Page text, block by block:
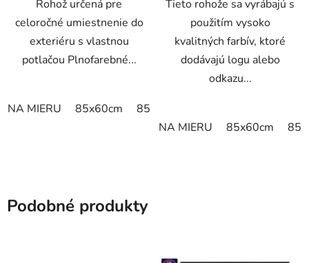
Rohož určená pre
celoročné umiestnenie do
exteriéru s vlastnou
potlačou Plnofarebné...
NA MIERU 85x60cm 85x75cm
Tieto rohože sa vyrábajú s
použitím vysoko
kvalitných farbív, ktoré
dodávajú logu alebo
odkazu...
NA MIERU 85x60cm
Podobné produkty